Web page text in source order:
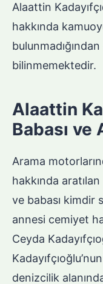
Alaattin
hakkında
bilinmemektedir.
Alaattin
Babası ve
Arama
hakkında
ve babası kimdir
annesi cemiyet
Ceyda
denizcilik